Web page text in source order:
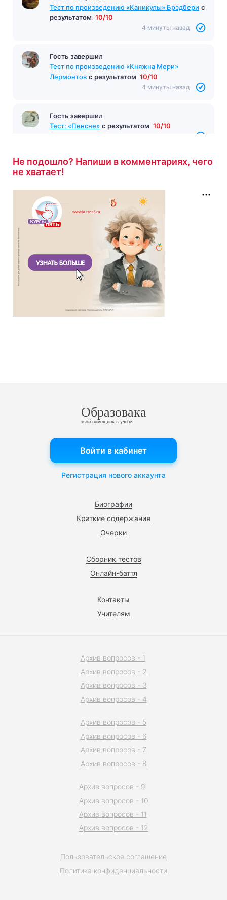
Тест по произведению «Каникулы» Брэдбери с
результатом 10/10
4 минуты назад
Гость завершил
Тест по произведению «Княжна Мери»
Лермонтов с результатом 10/10
4 минуты назад
Гость завершил
Тест: «Пенсне» с результатом 10/10
Не подошло? Напиши в комментариях, чего
не хватает!
Образовака
твой помощник в учебе
Биографии
Краткие содержания
Очерки
Сборник тестов
Онлайн-баттл
Контакты
Учителям
Войти в кабинет
Регистрация нового аккаунта
Пользовательское соглашение
Политика конфиденциальности
Архив вопросов - 1
Архив вопросов - 2
Архив вопросов - 3
Архив вопросов - 4
Архив вопросов - 5
Архив вопросов - 6
Архив вопросов - 7
Архив вопросов - 8
Архив вопросов - 9
Архив вопросов - 10
Архив вопросов - 11
Архив вопросов - 12